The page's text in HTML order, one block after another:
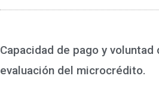
Capacidad de pago y
evaluación del microcrédito.